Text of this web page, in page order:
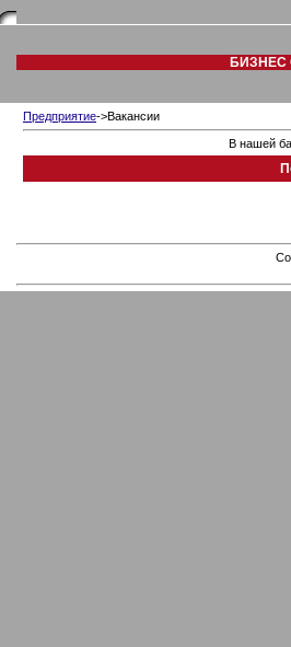
БИЗНЕС
Предприятие->Вакансии
В нашей